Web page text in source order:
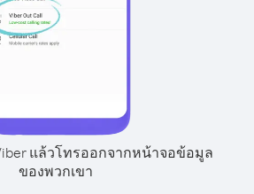
แล้วโทรออกจากหน้าจอข้อมูล
ของพวกเขา